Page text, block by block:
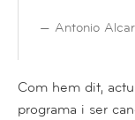
— Antonio
Com hem dit,
programa i ser